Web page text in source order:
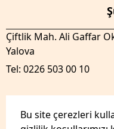
Bu site çerezleri
Çiftlik Mah. Ali Gaffar
Yalova
Tel: 0226 503 00 10